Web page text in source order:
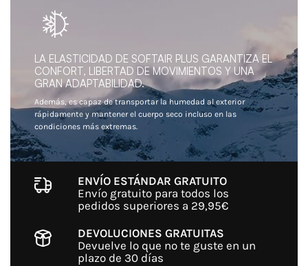
LA ELASTICIDAD DE SOFTAIR PLUS GARANTIZA EL
CONFORT, LIBERTAD DE MOVIMIENTOS Y UNA
GRAN ADAPTABILIDAD.
Además, es capaz de transportar la humedad al exterior
rápidamente y mantener el cuerpo seco incluso en las
condiciones más extremas.
ENVÍO ESTÁNDAR GRATUITO
Envío gratuito para todos los
pedidos superiores a 29,95€
DEVOLUCIONES GRATUITAS
Devuelve lo que no te guste en un
plazo de 30 días